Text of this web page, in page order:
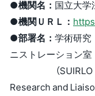
●機関名： 国立大学
●機関ＵＲＬ：
●部署名： 学術研
ニストレーション室
（SUIRLO：
Research and